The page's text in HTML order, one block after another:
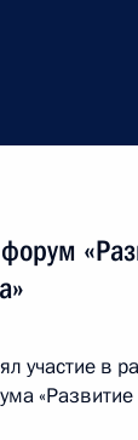
участие в
«Развитие